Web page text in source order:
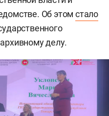
Об этомстало
делу.